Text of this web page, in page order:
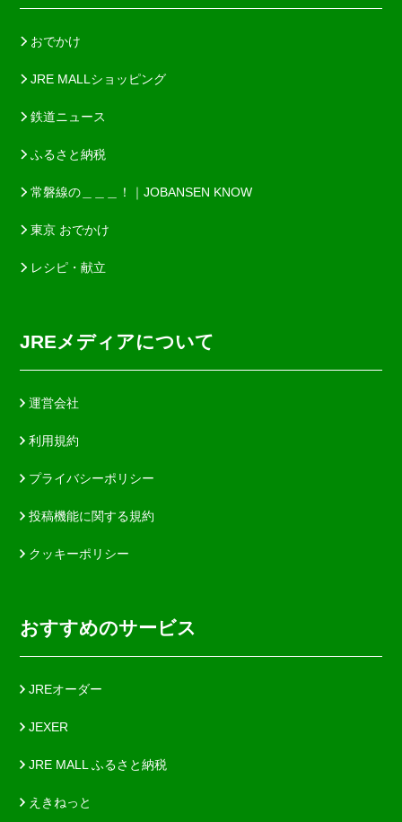
おでかけ
JRE MALLショッピング
鉄道ニュース
ふるさと納税
常磐線の＿＿＿！｜JOBANSEN KNOW
東京 おでかけ
レシピ・献立
JREメディアについて
運営会社
利用規約
プライバシーポリシー
投稿機能に関する規約
クッキーポリシー
おすすめのサービス
JREオーダー
JEXER
JRE MALL ふるさと納税
えきねっと